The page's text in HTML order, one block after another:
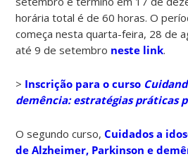
horária total é de 60 horas. O
começa nesta quarta-feira, 28 de
até 9 de setembro neste link.
> Inscrição para o curso
demência: estratégias práticas
O segundo curso,Cuidados a
de Alzheimer, Parkinson e